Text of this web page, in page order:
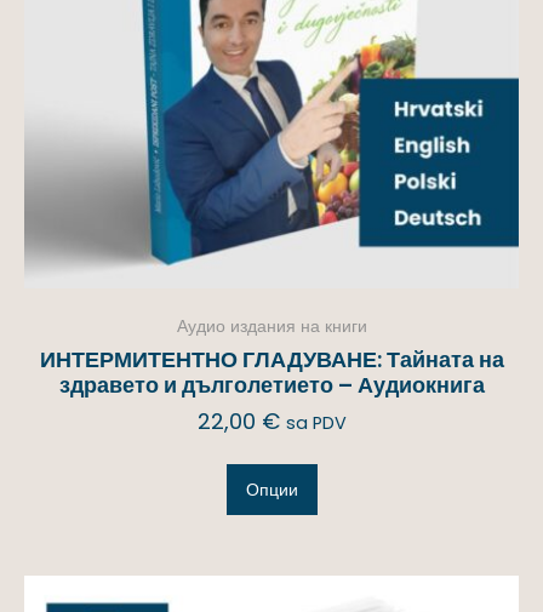
Аудио издания на книги
ИНТЕРМИТЕНТНО ГЛАДУВАНЕ: Тайната на
здравето и дълголетието – Аудиокнига
22,00 € sa PDV
Опции